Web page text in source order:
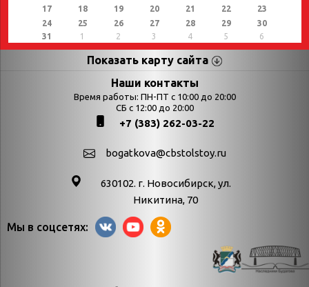
17
18 19 20 21 22
23
24
25 26 27 28 29
30
31
1 2 3 4 5 6
Показать карту сайта
Страницы Категории
Календарь
Богатков
Выставки
День в истории
День в истории.
День в истории.
Декабрь
День в истории.
Наши контакты
Время работы: ПН-ПТ с 10:00 до 20:00
СБ с 12:00 до 20:00
+7 (383) 262-03-22
bogatkova@cbstolstoy.ru
630102. г. Новосибирск, ул.
Никитина, 70
Мы в соцсетях: